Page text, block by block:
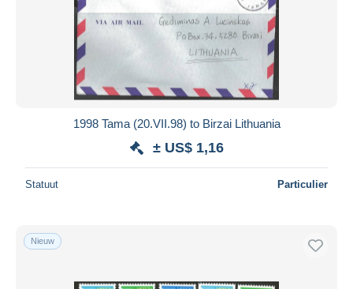
1998 Tama (20.VII.98) to Birzai Lithuania
± US$ 1,16
Statuut Particulier
Nieuw